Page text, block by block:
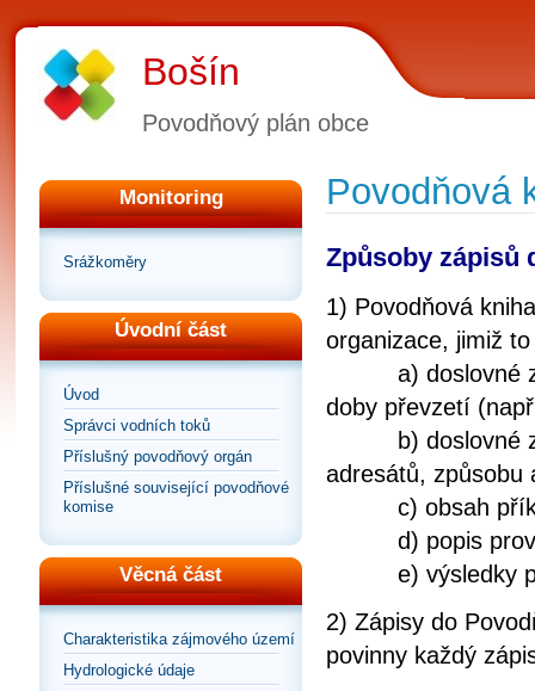
Bošín
Povodňový plán obce
Monitoring
Srážkoměry
Úvodní část
Úvod
Správci vodních toků
Příslušný povodňový orgán
Příslušné související povodňové
komise
Věcná část
Charakteristika zájmového území
Hydrologické údaje
Povodňová
Způsoby zápisů
1) Povodňová
organizace, jimiž
a) doslovné
doby převzetí
b) doslovné
adresátů, způsobu
c) obsah
d) popis
e) výsledky
2) Zápisy do
povinny každý